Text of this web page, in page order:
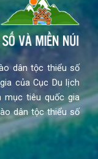
dân tộc thiểu số
của Cục Du lịch
mục tiêu quốc gia
dân tộc thiểu số